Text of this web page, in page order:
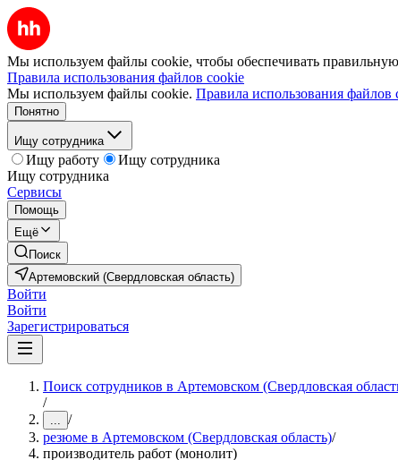
Мы используем файлы cookie, чтобы обеспечивать
Правила использования файлов cookie
Мы используем файлы cookie. Правила использования файлов
Понятно
Ищу сотрудника
Ищу работу
Ищу сотрудника
Ищу сотрудника
Сервисы
Помощь
Ещё
Поиск
Артемовский (Свердловская область)
Войти
Войти
Зарегистрироваться
Поиск сотрудников в Артемовском (Свердловская
/
... /
резюме в Артемовском (Свердловская область)/
производитель работ (монолит)